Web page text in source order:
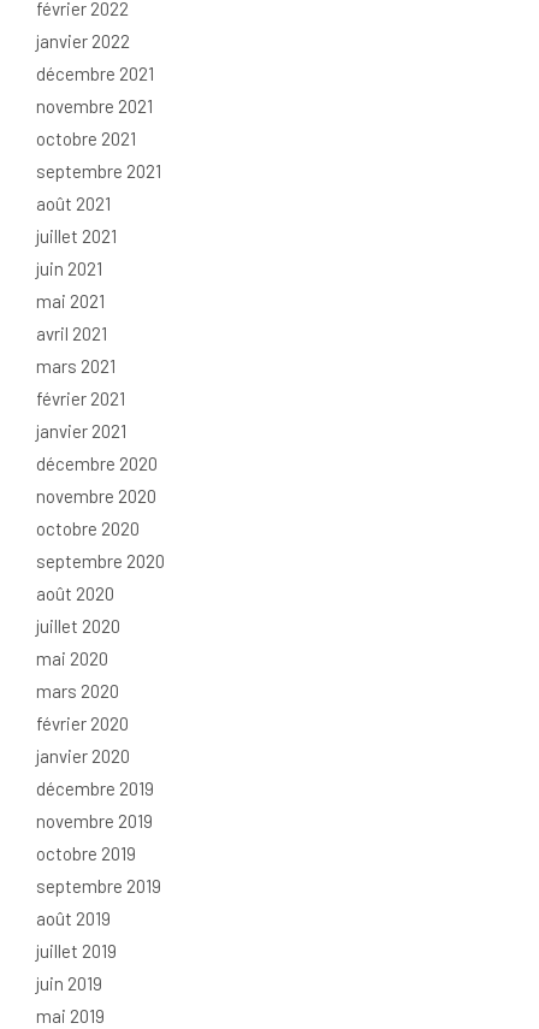
février 2022
janvier 2022
décembre 2021
novembre 2021
octobre 2021
septembre 2021
août 2021
juillet 2021
juin 2021
mai 2021
avril 2021
mars 2021
février 2021
janvier 2021
décembre 2020
novembre 2020
octobre 2020
septembre 2020
août 2020
juillet 2020
mai 2020
mars 2020
février 2020
janvier 2020
décembre 2019
novembre 2019
octobre 2019
septembre 2019
août 2019
juillet 2019
juin 2019
mai 2019